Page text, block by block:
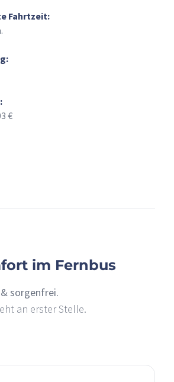
Fahrtzeit:
€
im Fernbus
sorgenfrei.
an erster Stelle.